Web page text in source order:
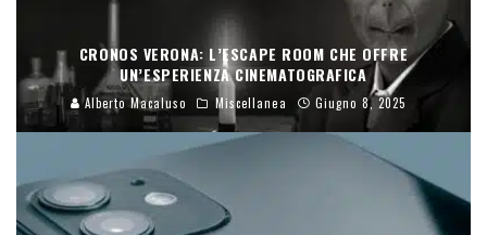
CRONOS VERONA: L’ESCAPE ROOM CHE OFFRE
UN’ESPERIENZA CINEMATOGRAFICA
Alberto Macaluso Miscellanea Giugno 8, 2025